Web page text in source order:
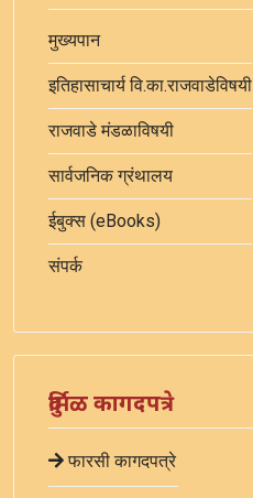
मुख्यपान
इतिहासाचार्य वि.का.राजवाडेविषयी
राजवाडे मंडळाविषयी
सार्वजनिक ग्रंथालय
ईबुक्स (eBooks)
संपर्क
दुर्मिळ कागदपत्रे
फारसी कागदपत्रे